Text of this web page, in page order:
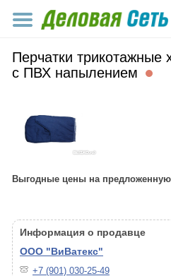
Перчатки трикотажные
с ПВХ напылением
Выгодные цены на
Информация о продавце
ООО "ВиВатекс"
+7 (901) 030-25-49